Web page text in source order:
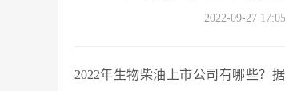
2022-09-27
2022年生物柴油上市公司有哪些？